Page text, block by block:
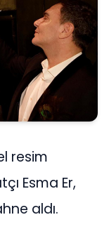
resim
Esma Er,
aldı.